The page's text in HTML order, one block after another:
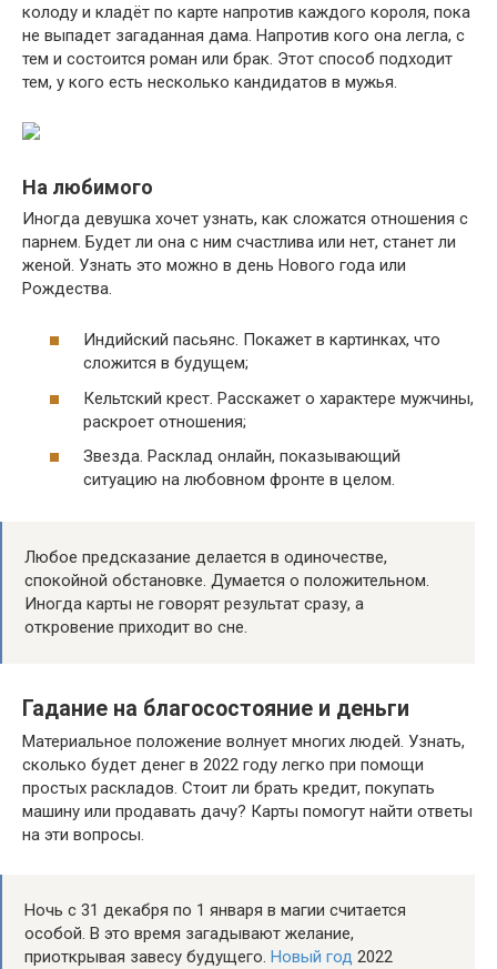
колоду и кладёт по карте напротив каждого короля, пока
не выпадет загаданная дама. Напротив кого она легла, с
тем и состоится роман или брак. Этот способ подходит
тем, у кого есть несколько кандидатов в мужья.
На любимого
Иногда девушка хочет узнать, как сложатся отношения с
парнем. Будет ли она с ним счастлива или нет, станет ли
женой. Узнать это можно в день Нового года или
Рождества.
Индийский пасьянс. Покажет в картинках, что
сложится в будущем;
Кельтский крест. Расскажет о характере мужчины,
раскроет отношения;
Звезда. Расклад онлайн, показывающий
ситуацию на любовном фронте в целом.
Любое предсказание делается в одиночестве,
спокойной обстановке. Думается о положительном.
Иногда карты не говорят результат сразу, а
откровение приходит во сне.
Гадание на благосостояние и деньги
Материальное положение волнует многих людей. Узнать,
сколько будет денег в 2022 году легко при помощи
простых раскладов. Стоит ли брать кредит, покупать
машину или продавать дачу? Карты помогут найти ответы
на эти вопросы.
Ночь с 31 декабря по 1 января в магии считается
особой. В это время загадывают желание,
приоткрывая завесу будущего. Новый год 2022